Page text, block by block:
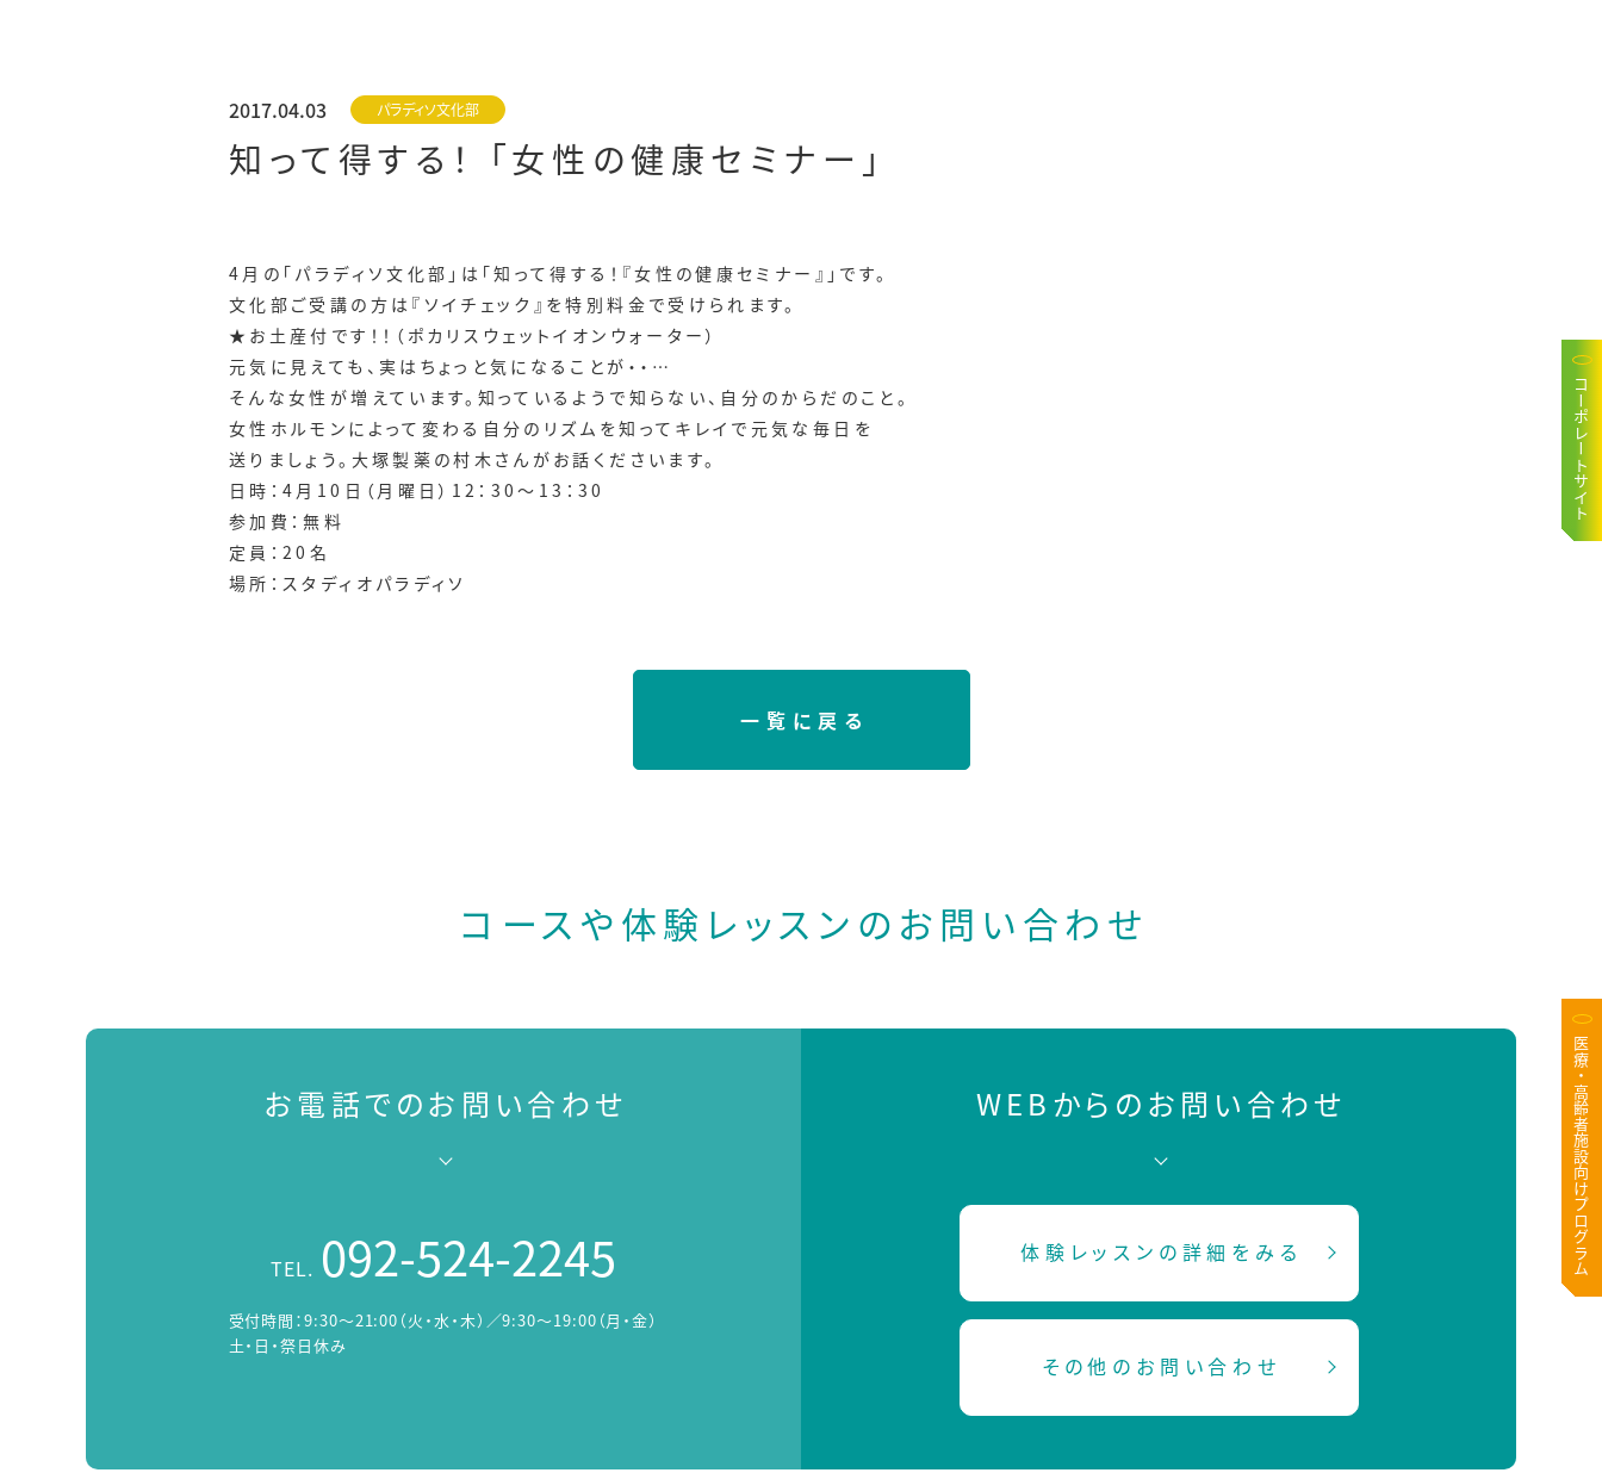
コーポレートサイト
医療・高齢者施設向けプログラム
2017.04.03 パラディソ文化部
知って得する！ 「女性の健康セミナー」
4月の「パラディソ文化部」は「知って得する！『女性の健康セミナー』」です。
文化部ご受講の方は『ソイチェック』を特別料金で受けられます。
★お土産付です！！（ポカリスウェットイオンウォーター）
元気に見えても、実はちょっと気になることが・・ …
そんな女性が増えています。知っているようで知らない、自分のからだのこと。
女性ホルモンによって変わる自分のリズムを知ってキレイで元気な毎日を
送りましょう。大塚製薬の村木さんがお話くださいます。
日時：4月10日（月曜日）12：30～13：30
参加費：無料
定員：20名
場所：スタディオパラディソ
一覧に戻る
コースや体験レッスンの お問い合わせ
お電話でのお問い合わせ
TEL. 092-524-2245
受付時間：9:30～21:00（火・水・木）／9:30～19:00（月・金）
土・日・祭日休み
WEBからのお問い合わせ
体験レッスンの詳細をみる
その他のお問い合わせ